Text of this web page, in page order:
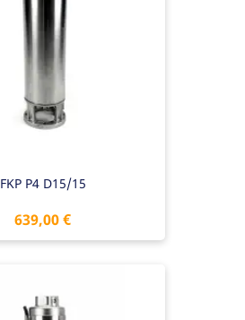
FKP P4 D15/15
Preis
639,00 €